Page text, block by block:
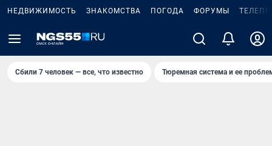
НЕДВИЖИМОСТЬ ЗНАКОМСТВА ПОГОДА ФОРУМЫ
Сбили 7 человек — все, что известно Тюремная система и ее